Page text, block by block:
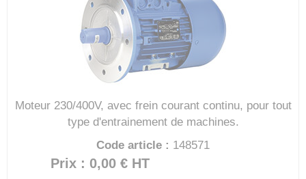
Moteur 230/400V, avec frein courant continu, pour tout
type d'entrainement de machines.
Code article : 148571
Prix : 0,00 € HT